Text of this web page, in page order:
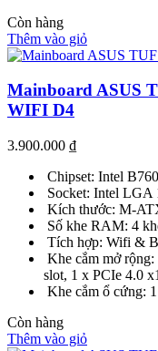
Còn hàng
Thêm vào giỏ
Mainboard ASUS
WIFI D4
3.900.000 ₫
Chipset: Intel B760
Socket: Intel LGA
Kích thước: M-
Số khe RAM: 4
Tích hợp: Wifi &
Khe cắm mở
slot, 1 x PCIe 4.0
Khe cắm ổ cứng:
Còn hàng
Thêm vào giỏ